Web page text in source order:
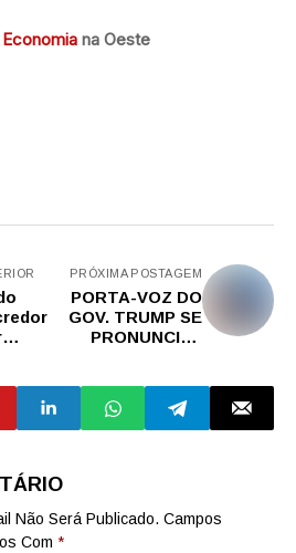
Economia na Oeste
PRÓXIMA POSTAGEM
PORTA-VOZ DO
GOV. TRUMP SE
PRONUNCIA -
OPERAÇÃO DE
RESGATE NA
VENEZUELA
Não Será Publicado. Campos
Com *